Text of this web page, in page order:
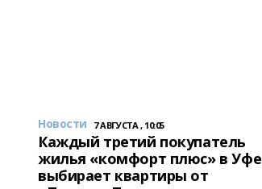
Новости 7 АВГУСТА , 10:05
Каждый третий покупатель
жилья «комфорт плюс» в Уфе
выбирает квартиры от